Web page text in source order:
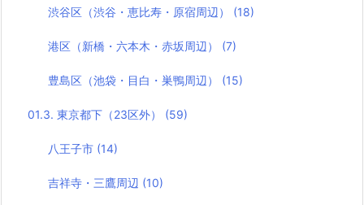
渋谷区（渋谷・恵比寿・原宿周辺） (18)
港区（新橋・六本木・赤坂周辺） (7)
豊島区（池袋・目白・巣鴨周辺） (15)
01.3. 東京都下（23区外） (59)
八王子市 (14)
吉祥寺・三鷹周辺 (10)